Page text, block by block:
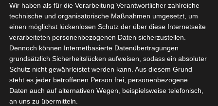
Wir haben als für die Verarbeitung Verantwortlicher zahlreiche
technische und organisatorische Maßnahmen umgesetzt, um
einen möglichst lückenlosen Schutz der über diese Internetseite
verarbeiteten personenbezogenen Daten sicherzustellen.
Dennoch können Internetbasierte Datenübertragungen
grundsätzlich Sicherheitslücken aufweisen, sodass ein absoluter
Schutz nicht gewährleistet werden kann. Aus diesem Grund
steht es jeder betroffenen Person frei, personenbezogene
Daten auch auf alternativen Wegen, beispielsweise telefonisch,
an uns zu übermitteln.